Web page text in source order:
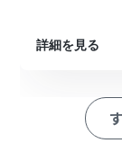
Google
■このワークフ
詳細を見る